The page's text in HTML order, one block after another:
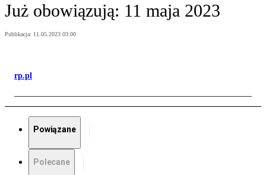
Już obowiązują: 11 maja 2023
Publikacja: 11.05.2023 03:00
rp.pl
Powiązane
Polecane